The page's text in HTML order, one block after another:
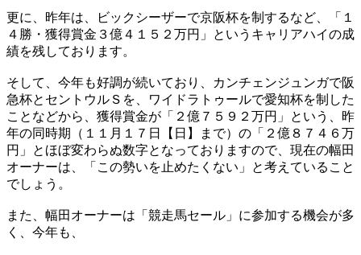
更に、昨年は、ビックシーザーで京阪杯を制するなど、「１
４勝・獲得賞金３億４１５２万円」というキャリアハイの成
績を残しております。
そして、今年も好調が続いており、カンチェンジュンガで阪
急杯とセントウルＳを、ワイドラトゥールで愛知杯を制した
ことなどから、獲得賞金が「２億７５９２万円」という、昨
年の同時期（１１月１７日【日】まで）の「２億８７４６万
円」とほぼ変わらぬ数字となっておりますので、現在の幅田
オーナーは、「この勢いを止めたくない」と考えていること
でしょう。
また、幅田オーナーは「競走馬セール」に参加する機会が多
く、今年も、